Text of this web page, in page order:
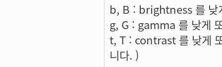
b, B : brightness 를 낮
g, G : gamma 를 낮게
t, T : contrast 를 낮게
니다. )